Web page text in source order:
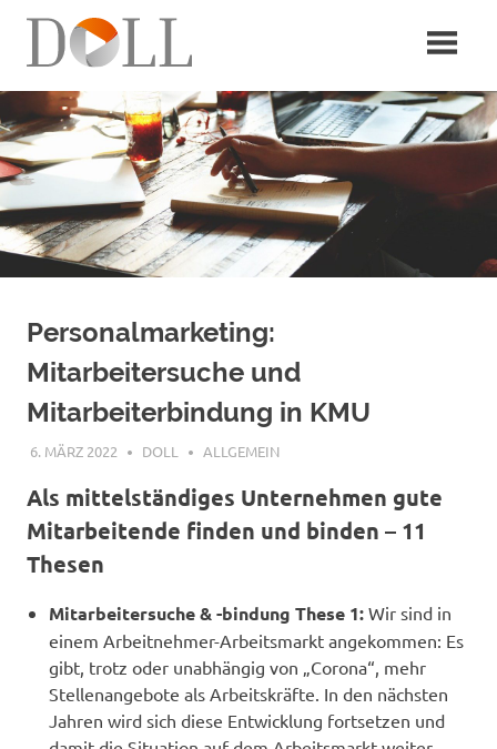
Zum
springen
Personalmarketing:
Mitarbeitersuche und
Mitarbeiterbindung in KMU
6. MÄRZ 2022 DOLL ALLGEMEIN
Als mittelständiges Unternehmen gute
Mitarbeitende finden und binden – 11
Thesen
Mitarbeitersuche & -bindung These 1: Wir sind in
einem Arbeitnehmer-Arbeitsmarkt angekommen: Es
gibt, trotz oder unabhängig von „Corona“, mehr
Stellenangebote als Arbeitskräfte. In den nächsten
Jahren wird sich diese Entwicklung fortsetzen und